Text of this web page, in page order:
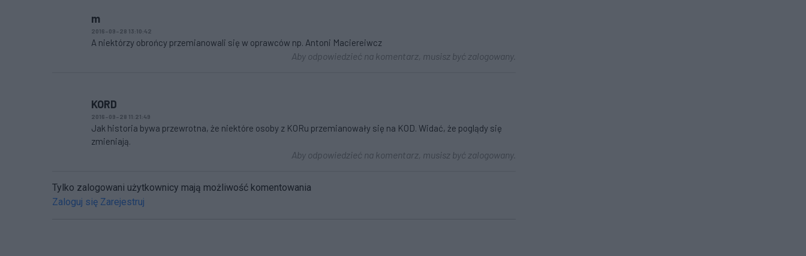
m
2016-09-28 13:10:42
A niektórzy obrońcy przemianowali się w oprawców np. Antoni Maciereiwcz
Aby odpowiedzieć na komentarz, musisz być zalogowany.
KORD
2016-09-28 11:21:49
Jak historia bywa przewrotna, że niektóre osoby z KORu przemianowały się na KOD. Widać, że poglądy się
zmieniają.
Aby odpowiedzieć na komentarz, musisz być zalogowany.
Tylko zalogowani użytkownicy mają możliwość komentowania
Zaloguj się Zarejestruj